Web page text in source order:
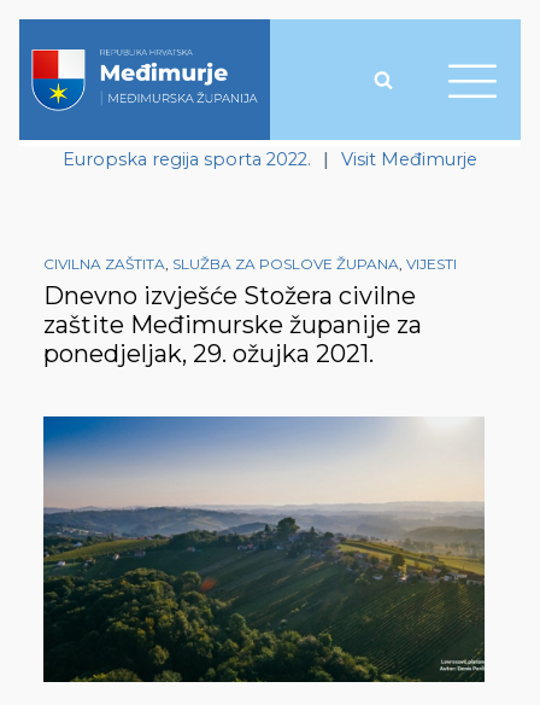
Europska regija sporta 2022. | Visit Međimurje
CIVILNA ZAŠTITA, SLUŽBA ZA POSLOVE ŽUPANA, VIJESTI
Dnevno izvješće Stožera civilne
zaštite Međimurske županije za
ponedjeljak, 29. ožujka 2021.